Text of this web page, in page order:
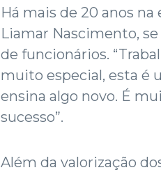
Há mais de 20 anos
Liamar Nascimento,
de funcionários.
muito especial, esta é
ensina algo novo. É
sucesso”.
Além da valorização